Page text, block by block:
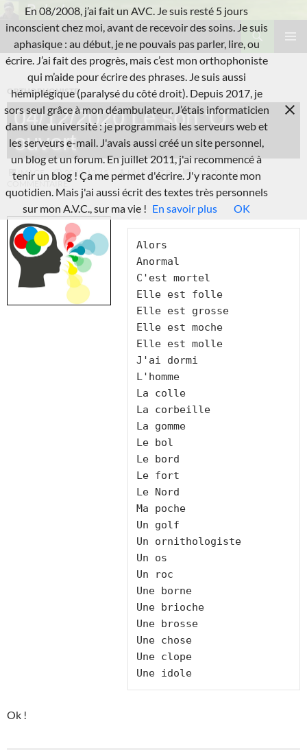
au
contenu
L'A.V.C.
Recherche
ORTHOPHONISTE
04/12/2020 Le son ‘O’
ouvert
IMAGE 2020-12-15 LAURENT B.
LAISSER UN
COMMENTAIRE
Alors
Anormal
C'est mortel
Elle est folle
Elle est grosse
Elle est moche
Elle est molle
J'ai dormi
L'homme
La colle
La corbeille
La gomme
Le bol
Le bord
Le fort
Le Nord
Ma poche
Un golf
Un ornithologiste
Un os
Un roc
Une borne
Une brioche
Une brosse
Une chose
Une clope
Une idole
Ok !
En 08/2008, j’ai fait un AVC. Je suis resté 5 jours
inconscient chez moi, avant de recevoir des soins. Je suis
aphasique : au début, je ne pouvais pas parler, lire, ou
écrire. J’ai fait des progrès, mais c’est mon orthophoniste
qui m’aide pour écrire des phrases. Je suis aussi
hémiplégique (paralysé du côté droit). Depuis 2017, je
sors seul grâce à mon déambulateur. J’étais informaticien
dans une université : je programmais les serveurs web et
les serveurs e-mail. J'avais aussi créé un site personnel,
un blog et un forum. En juillet 2011, j'ai recommencé à
tenir un blog ! Ça me permet d'écrire. J'y raconte mon
quotidien. Mais j'ai aussi écrit des textes très personnels
sur mon A.V.C., sur ma vie ! En savoir plus OK